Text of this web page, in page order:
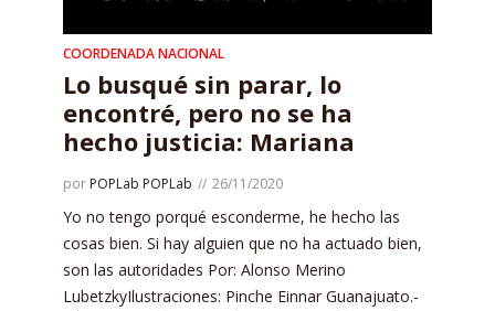
COORDENADA NACIONAL
Lo busqué sin parar, lo
encontré, pero no se ha
hecho justicia: Mariana
por POPLab POPLab 26/11/2020
Yo no tengo porqué esconderme, he hecho las
cosas bien. Si hay alguien que no ha actuado bien,
son las autoridades Por: Alonso Merino
LubetzkyIlustraciones: Pinche Einnar Guanajuato.-